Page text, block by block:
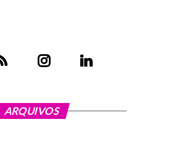
ARQUIVOS